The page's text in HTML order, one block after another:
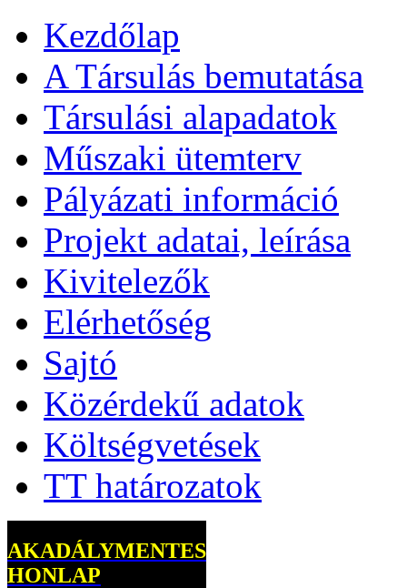
Kezdőlap
A Társulás bemutatása
Társulási alapadatok
Műszaki ütemterv
Pályázati információ
Projekt adatai, leírása
Kivitelezők
Elérhetőség
Sajtó
Közérdekű adatok
Költségvetések
TT határozatok
AKADÁLYMENTES
HONLAP